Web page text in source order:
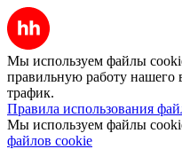
Мы используем файлы
правильную работу нашего
трафик.
Правила использования
Мы используем файлы
файлов cookie